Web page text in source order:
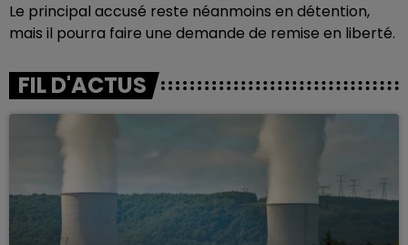
Le principal accusé reste néanmoins en détention,
mais il pourra faire une demande de remise en liberté.
FIL D'ACTUS